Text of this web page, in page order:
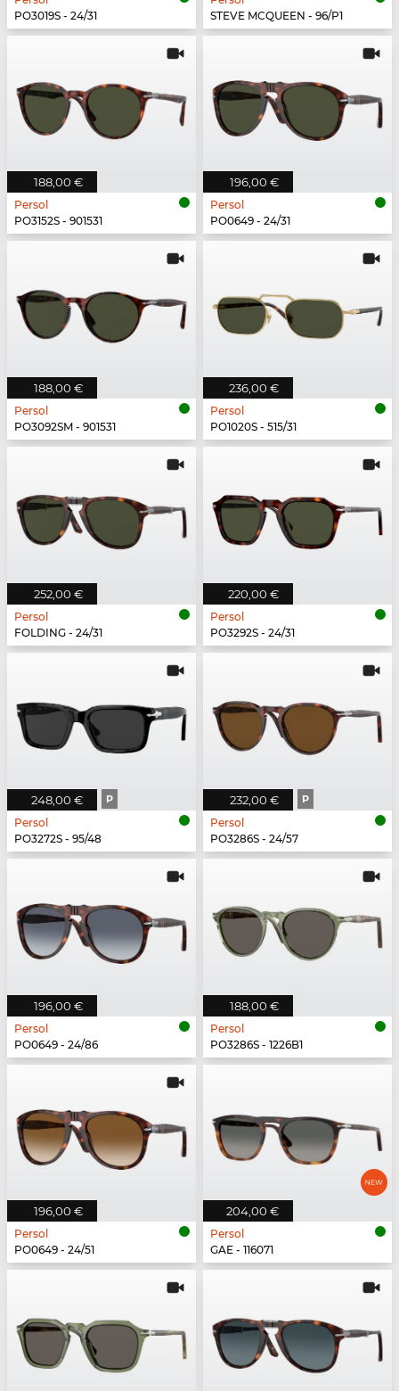
PO3019S - 24/31
STEVE MCQUEEN - 96/P1
188,00 €
Persol
PO3152S - 901531
196,00 €
Persol
PO0649 - 24/31
188,00 €
Persol
PO3092SM - 901531
236,00 €
Persol
PO1020S - 515/31
252,00 €
Persol
FOLDING - 24/31
220,00 €
Persol
PO3292S - 24/31
248,00 € P
Persol
PO3272S - 95/48
232,00 € P
Persol
PO3286S - 24/57
196,00 €
Persol
PO0649 - 24/86
188,00 €
Persol
PO3286S - 1226B1
196,00 €
Persol
PO0649 - 24/51
204,00 €
Persol
GAE - 116071